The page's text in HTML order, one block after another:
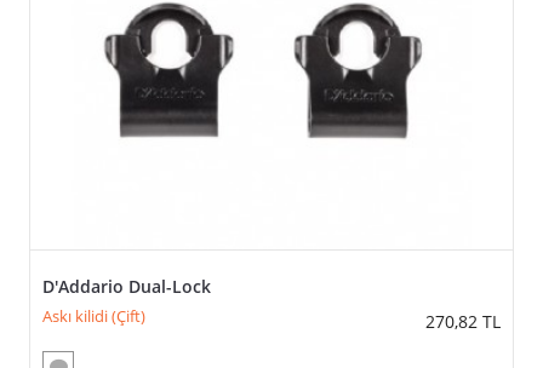
D'Addario Dual-Lock
Askı kilidi (Çift) 270,82 TL